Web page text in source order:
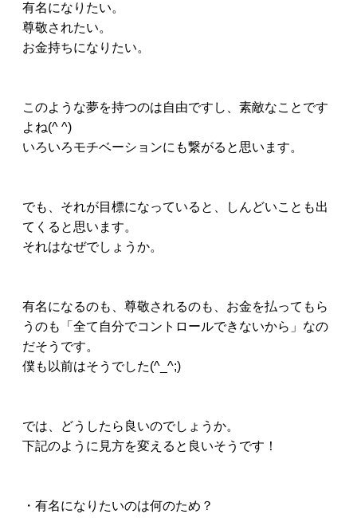
有名になりたい。
尊敬されたい。
お金持ちになりたい。
このような夢を持つのは自由ですし、素敵なことです
よね(^ ^)
いろいろモチベーションにも繋がると思います。
でも、それが目標になっていると、しんどいことも出
てくると思います。
それはなぜでしょうか。
有名になるのも、尊敬されるのも、お金を払ってもら
うのも「全て自分でコントロールできないから」なの
だそうです。
僕も以前はそうでした(^_^;)
では、どうしたら良いのでしょうか。
下記のように見方を変えると良いそうです！
・有名になりたいのは何のため？